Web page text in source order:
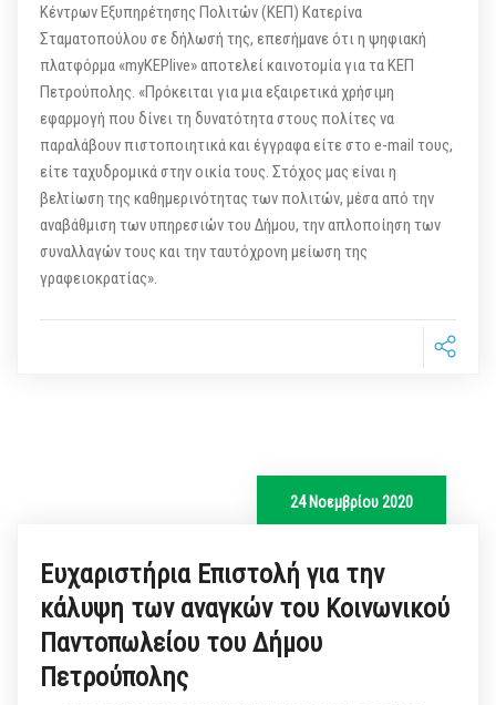
Κέντρων Εξυπηρέτησης Πολιτών (ΚΕΠ) Κατερίνα
Σταματοπούλου σε δήλωσή της, επεσήμανε ότι η ψηφιακή
πλατφόρμα «myKEPlive» αποτελεί καινοτομία για τα ΚΕΠ
Πετρούπολης. «Πρόκειται για μια εξαιρετικά χρήσιμη
εφαρμογή που δίνει τη δυνατότητα στους πολίτες να
παραλάβουν πιστοποιητικά και έγγραφα είτε στο e-mail τους,
είτε ταχυδρομικά στην οικία τους. Στόχος μας είναι η
βελτίωση της καθημερινότητας των πολιτών, μέσα από την
αναβάθμιση των υπηρεσιών του Δήμου, την απλοποίηση των
συναλλαγών τους και την ταυτόχρονη μείωση της
γραφειοκρατίας».
24 Νοεμβρίου 2020
Ευχαριστήρια Επιστολή για την
κάλυψη των αναγκών του Κοινωνικού
Παντοπωλείου του Δήμου
Πετρούπολης